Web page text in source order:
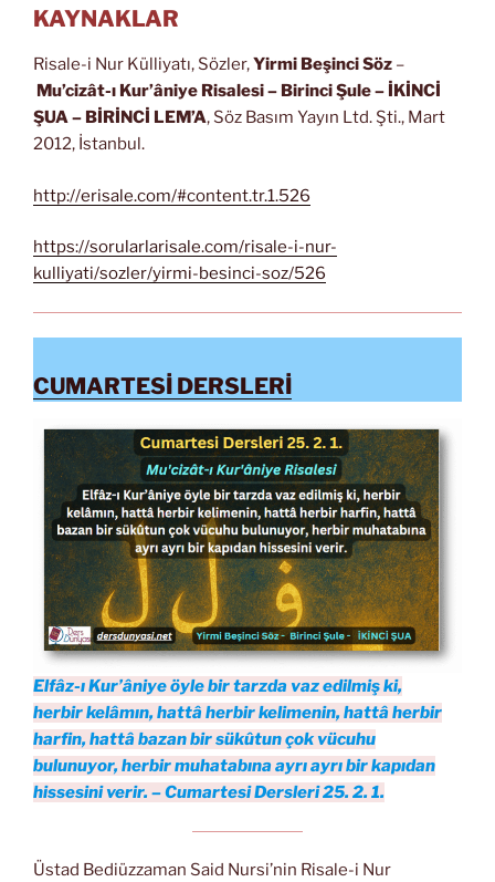
KAYNAKLAR
Risale-i Nur Külliyatı, Sözler,Yirmi Beşinci Söz –
Mu’cizât-ı Kur’âniye Risalesi– Birinci Şule – İKİNCİ
ŞUA– BİRİNCİ LEM’A, Söz Basım Yayın Ltd. Şti., Mart
2012, İstanbul.
http://erisale.com/#content.tr.1.526
https://sorularlarisale.com/risale-i-nur-
kulliyati/sozler/yirmi-besinci-soz/526
CUMARTESİ DERSLERİ
Elfâz-ı Kur’âniye öyle bir tarzda vaz edilmiş ki,
herbir kelâmın, hattâ herbir kelimenin, hattâ herbir
harfin, hattâ bazan bir sükûtun çok vücuhu
bulunuyor, herbir muhatabına ayrı ayrı bir kapıdan
hissesini verir. – Cumartesi Dersleri 25. 2. 1.
Üstad Bediüzzaman Said Nursi’nin Risale-i Nur